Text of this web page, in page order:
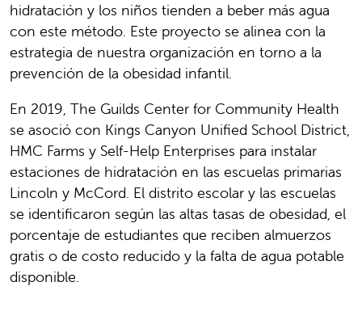
hidratación y los niños tienden a beber más agua
con este método. Este proyecto se alinea con la
estrategia de nuestra organización en torno a la
prevención de la obesidad infantil.
En 2019, The Guilds Center for Community Health
se asoció con Kings Canyon Unified School District,
HMC Farms y Self-Help Enterprises para instalar
estaciones de hidratación en las escuelas primarias
Lincoln y McCord. El distrito escolar y las escuelas
se identificaron según las altas tasas de obesidad, el
porcentaje de estudiantes que reciben almuerzos
gratis o de costo reducido y la falta de agua potable
disponible.